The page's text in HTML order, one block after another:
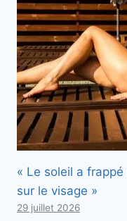
« Le soleil a
sur le visage »
29 juillet 2026